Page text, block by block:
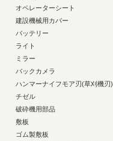
オペレーターシート
建設機械用カバー
バッテリー
ライト
ミラー
バックカメラ
ハンマーナイフモア刃(草刈機刃)
チゼル
破砕機用部品
敷板
ゴム製敷板